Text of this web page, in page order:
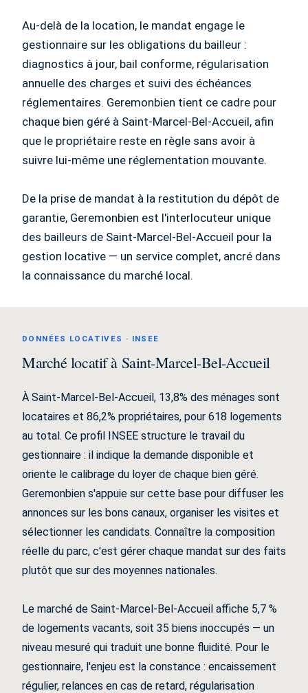
Au-delà de la location, le mandat engage le
gestionnaire sur les obligations du bailleur :
diagnostics à jour, bail conforme, régularisation
annuelle des charges et suivi des échéances
réglementaires. Geremonbien tient ce cadre pour
chaque bien géré à Saint-Marcel-Bel-Accueil, afin
que le propriétaire reste en règle sans avoir à
suivre lui-même une réglementation mouvante.
De la prise de mandat à la restitution du dépôt de
garantie, Geremonbien est l'interlocuteur unique
des bailleurs de Saint-Marcel-Bel-Accueil pour la
gestion locative — un service complet, ancré dans
la connaissance du marché local.
DONNÉES LOCATIVES · INSEE
Marché locatif à Saint-Marcel-Bel-Accueil
À Saint-Marcel-Bel-Accueil, 13,8% des ménages sont
locataires et 86,2% propriétaires, pour 618 logements
au total. Ce profil INSEE structure le travail du
gestionnaire : il indique la demande disponible et
oriente le calibrage du loyer de chaque bien géré.
Geremonbien s'appuie sur cette base pour diffuser les
annonces sur les bons canaux, organiser les visites et
sélectionner les candidats. Connaître la composition
réelle du parc, c'est gérer chaque mandat sur des faits
plutôt que sur des moyennes nationales.
Le marché de Saint-Marcel-Bel-Accueil affiche 5,7 %
de logements vacants, soit 35 biens inoccupés — un
niveau mesuré qui traduit une bonne fluidité. Pour le
gestionnaire, l'enjeu est la constance : encaissement
régulier, relances en cas de retard, régularisation